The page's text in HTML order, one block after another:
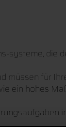
systeme, die
für
ein hohes